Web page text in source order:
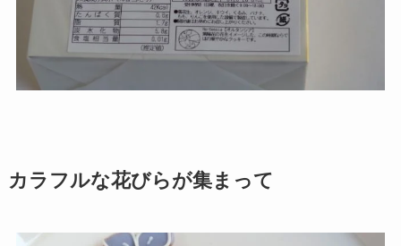
カラフルな花びらが集まって